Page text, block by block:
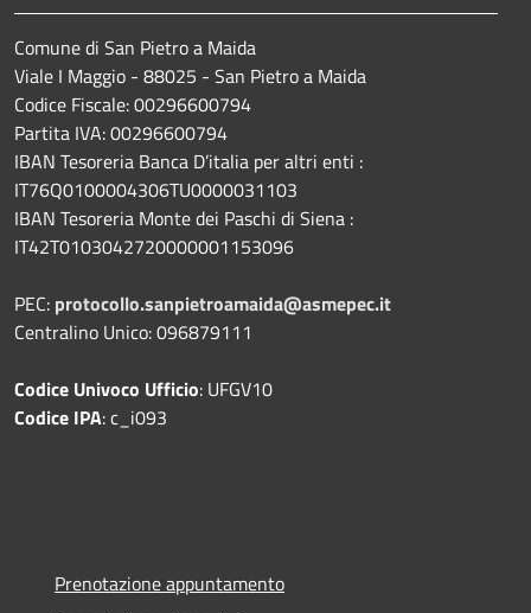
Comune di San Pietro a Maida
Viale I Maggio - 88025 - San Pietro a Maida
Codice Fiscale: 00296600794
Partita IVA: 00296600794
IBAN Tesoreria Banca D’italia per altri enti :
IT76Q0100004306TU0000031103
IBAN Tesoreria Monte dei Paschi di Siena :
IT42T0103042720000001153096
PEC: protocollo.sanpietroamaida@asmepec.it
Centralino Unico: 096879111
Codice Univoco Ufficio: UFGV10
Codice IPA: c_i093
Prenotazione appuntamento